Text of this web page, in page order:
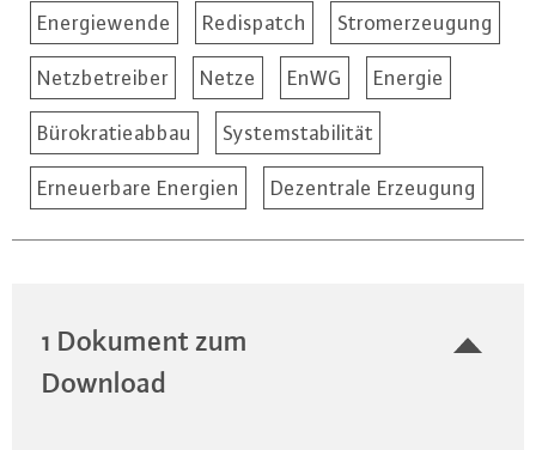
Energiewende Redispatch Stromerzeugung
Netzbetreiber Netze EnWG Energie
Bürokratieabbau Systemstabilität
Erneuerbare Energien Dezentrale Erzeugung
1 Dokument zum
Download